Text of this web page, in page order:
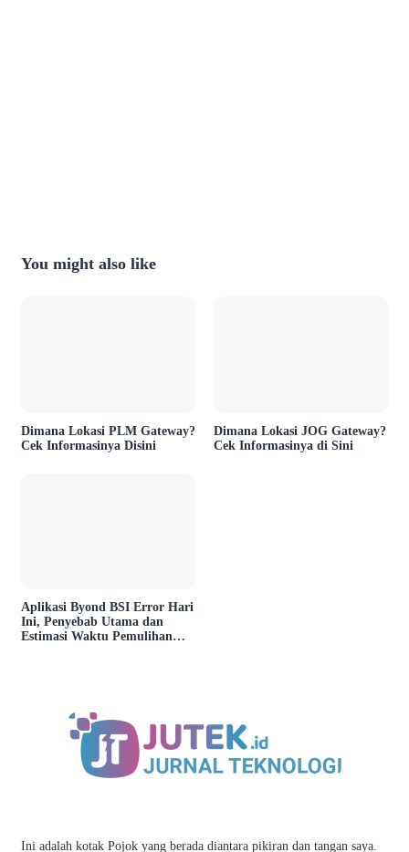
You might also like
Dimana Lokasi PLM Gateway?
Cek Informasinya Disini
Dimana Lokasi JOG Gateway?
Cek Informasinya di Sini
Aplikasi Byond BSI Error Hari
Ini, Penyebab Utama dan
Estimasi Waktu Pemulihan
Ini adalah kotak Pojok yang berada diantara pikiran dan tangan saya.